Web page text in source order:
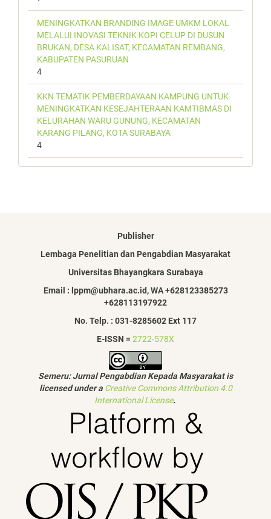
MENINGKATKAN BRANDING IMAGE UMKM LOKAL
MELALUI INOVASI TEKNIK KOPI CELUP DI DUSUN
BRUKAN, DESA KALISAT, KECAMATAN REMBANG,
KABUPATEN PASURUAN
4
KKN TEMATIK PEMBERDAYAAN KAMPUNG UNTUK
MENINGKATKAN KESEJAHTERAAN KAMTIBMAS DI
KELURAHAN WARU GUNUNG, KECAMATAN
KARANG PILANG, KOTA SURABAYA
4
Publisher
Lembaga Penelitian dan Pengabdian Masyarakat
Universitas Bhayangkara Surabaya
Email : lppm@ubhara.ac.id, WA +628123385273
+628113197922
No. Telp. : 031-8285602 Ext 117
E-ISSN = 2722-578X
Semeru: Jurnal Pengabdian Kepada Masyarakat is
licensed under a Creative Commons Attribution 4.0
International License.